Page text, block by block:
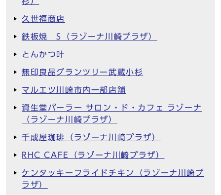
久世福商店
鉄板焼 S（ラゾーナ川崎プラザ）
とんかつ叶
無印良品グランツリー武蔵小杉
マルエツ川崎市内一部店舗
資生堂パーラー サロン・ド・カフェ ラゾーナ
（ラゾーナ川崎プラザ）
千成屋珈琲（ラゾーナ川崎プラザ）
RHC CAFE（ラゾーナ川崎プラザ）
ケンタッキーフライドチキン（ラゾーナ川崎プ
ラザ）